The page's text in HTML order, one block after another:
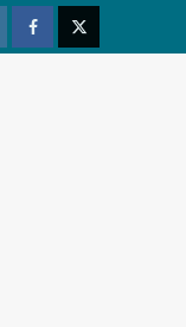
FacebookTwitter